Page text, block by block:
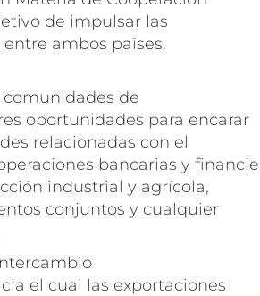
de impulsar las
ambos países.
de
oportunidades para encarar
relacionadas con el
bancarias y
industrial y agrícola,
conjuntos y cualquier
el cual las exportaciones